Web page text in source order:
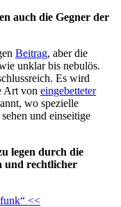
auch die Gegner der
Beitrag, aber die
unklar bis nebulös.
Es wird
Art von eingebetteter
wo spezielle
und einseitige
legen durch die
und rechtlicher
<<